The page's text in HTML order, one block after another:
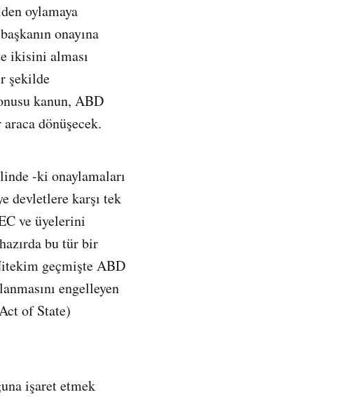
oylamaya
onayına
ikisini alması
şekilde
kanun, ABD
dönüşecek.
-ki onaylamaları
devletlere karşı tek
ve üyelerini
bu tür bir
geçmişte ABD
engelleyen
of State)
işaret etmek